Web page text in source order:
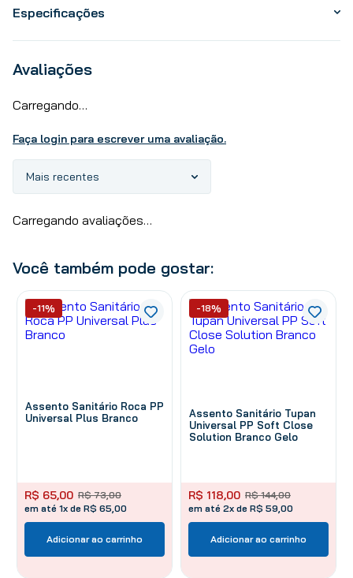
Especificações
Avaliações
Carregando…
Faça login para escrever uma avaliação.
Mais recentes
Carregando avaliações…
Você também pode gostar:
Assento Sanitário Roca PP
Universal Plus Branco
R$ 73,00
R$ 65,00
em até 1x de R$ 65,00
-11%
Adicionar ao carrinho
Assento Sanitário Tupan
Universal PP Soft Close
Solution Branco Gelo
R$ 144,00
R$ 118,00
em até 2x de R$ 59,00
-18%
Adicionar ao carrinho